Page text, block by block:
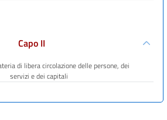
Capo II
di libera circolazione delle persone, dei
servizi e dei capitali